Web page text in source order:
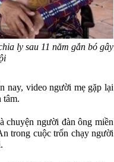
ly sau 11 năm gắn bó gây
nay, video người mẹ gặp lại
tâm.
chuyện người đàn ông miền
trong cuộc trốn chạy người